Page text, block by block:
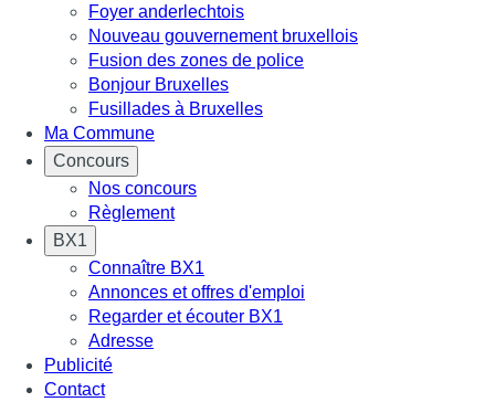
Foyer anderlechtois
Nouveau gouvernement bruxellois
Fusion des zones de police
Bonjour Bruxelles
Fusillades à Bruxelles
Ma Commune
Concours
Nos concours
Règlement
BX1
Connaître BX1
Annonces et offres d'emploi
Regarder et écouter BX1
Adresse
Publicité
Contact